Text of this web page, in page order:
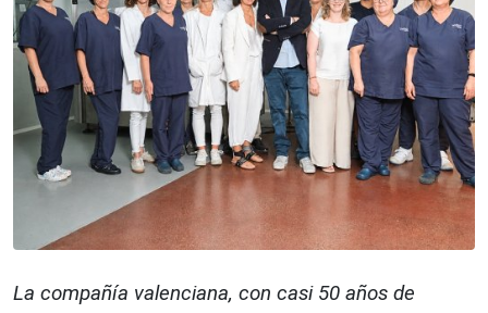
La compañía valenciana, con casi 50 años de